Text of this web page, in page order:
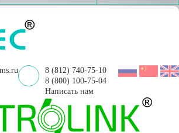
8 (812) 740-75-10
8 (800) 100-75-04
Написать нам